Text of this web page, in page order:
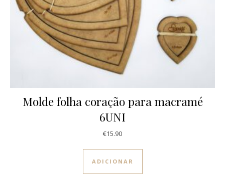
Molde folha coração para macramé
6UNI
€15.90
ADICIONAR